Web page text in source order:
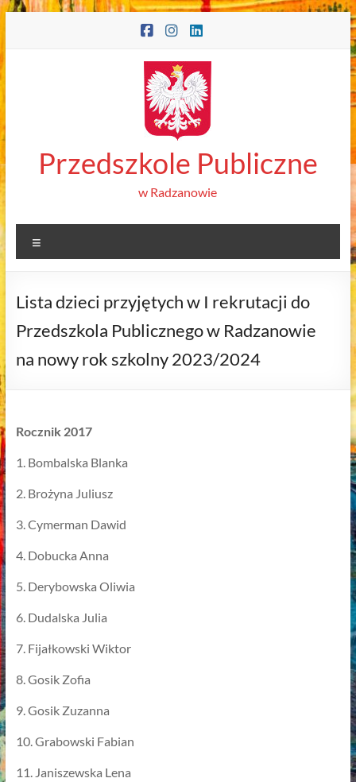
Przedszkole Publiczne
w Radzanowie
Lista dzieci przyjętych w I rekrutacji do
Przedszkola Publicznego w Radzanowie
na nowy rok szkolny 2023/2024
Rocznik 2017
1. Bombalska Blanka
2. Brożyna Juliusz
3. Cymerman Dawid
4. Dobucka Anna
5. Derybowska Oliwia
6. Dudalska Julia
7. Fijałkowski Wiktor
8. Gosik Zofia
9. Gosik Zuzanna
10. Grabowski Fabian
11. Janiszewska Lena